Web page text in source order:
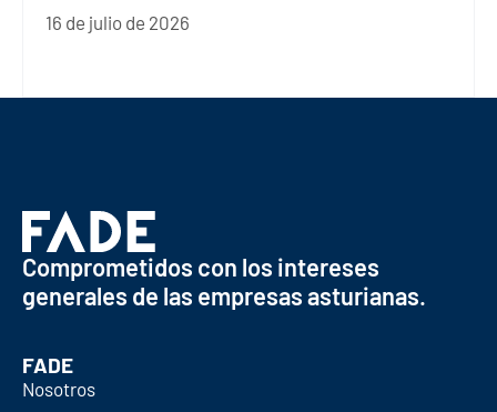
16 de julio de 2026
Comprometidos con los intereses
generales de las empresas asturianas.
FADE
Nosotros